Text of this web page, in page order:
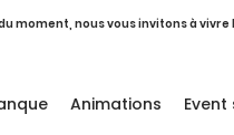
moment, nous vous invitons à
Animations